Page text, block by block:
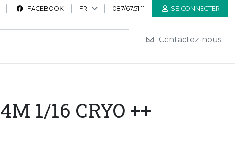
FACEBOOK FR 087/67.51.11 SE CONNECTER
Contactez-nous
1/16 CRYO ++